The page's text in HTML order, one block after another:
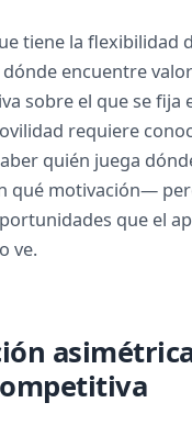
tiene la flexibilidad
encuentre
sobre el que se fija
requiere
quién juega
qué motivación—
que el
ve.